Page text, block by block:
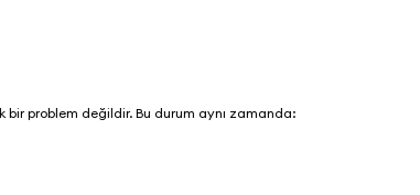
problem değildir. Bu durum aynı zamanda: